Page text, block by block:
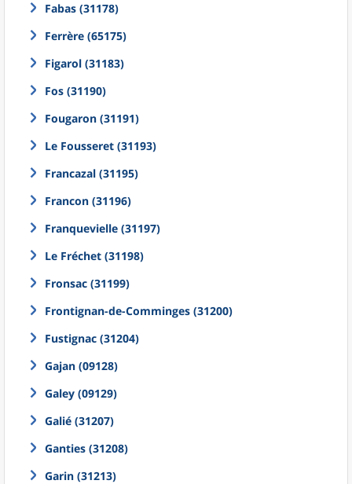
Fabas (31178)
Ferrère (65175)
Figarol (31183)
Fos (31190)
Fougaron (31191)
Le Fousseret (31193)
Francazal (31195)
Francon (31196)
Franquevielle (31197)
Le Fréchet (31198)
Fronsac (31199)
Frontignan-de-Comminges (31200)
Fustignac (31204)
Gajan (09128)
Galey (09129)
Galié (31207)
Ganties (31208)
Garin (31213)